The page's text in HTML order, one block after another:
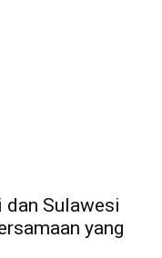
dan Sulawesi
yang